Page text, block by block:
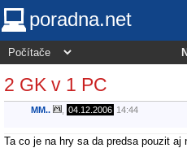
poradna.net
2 GK v 1 PC
MM.. 04.12.2006 14:44
Ta co je na hry sa da predsa pouzit aj